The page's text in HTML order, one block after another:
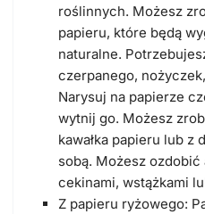
roślinnych. Możesz
papieru, które będą
naturalne.
czerpanego,
Narysuj na papierze
wytnij go. Możesz
kawałka papieru lub z
sobą. Możesz ozdobić
cekinami, wstążkami
Z papieru ryżowego: